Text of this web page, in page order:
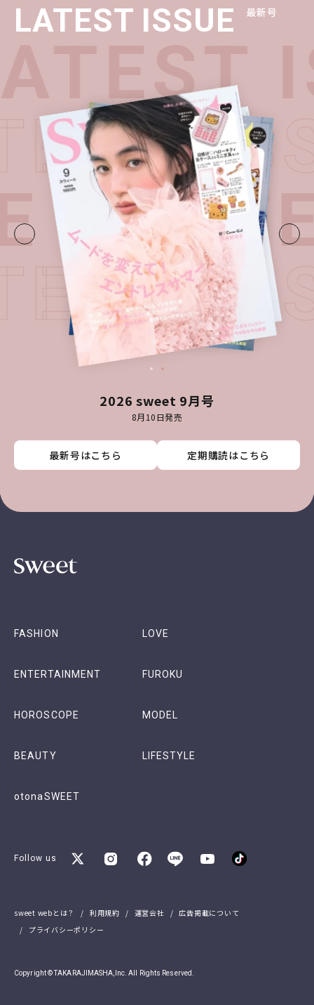
LATEST ISSUE 最新号
2026 sweet 9月号
8月10日発売
最新号はこちら 定期購読はこちら
最新号はこちら 定期購読はこちら
最新号はこちら 定期購読はこちら
最新号はこちら 定期購読はこちら
FASHION LOVE
ENTERTAINMENT FUROKU
HOROSCOPE MODEL
BEAUTY LIFESTYLE
otonaSWEET
Follow us
sweet webとは？ 利用規約 運営会社
広告掲載について
プライバシーポリシー
Copyright © TAKARAJIMASHA,Inc. All Rights Reserved.